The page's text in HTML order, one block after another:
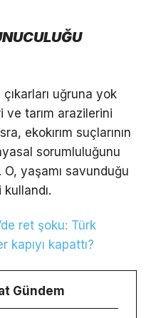
çıkarları uğruna yok
tarım arazilerini
ekokırım suçlarının
sorumluluğunu
yaşamı savunduğu
ret şoku: Türk
kapıyı kapattı?
Gündem